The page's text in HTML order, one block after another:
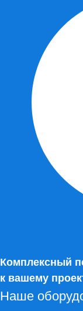
Комплексный
к вашему
Наше